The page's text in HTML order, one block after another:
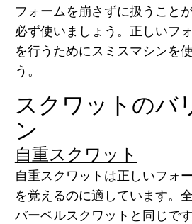
フォームを崩さずに扱うこと
必ず使いましょう。正しいフ
を行うためにスミスマシンを
う。
スクワットのバ
ン
自重スクワット
自重スクワットは正しいフォ
を覚えるのに適しています。
バーベルスクワットと同じで